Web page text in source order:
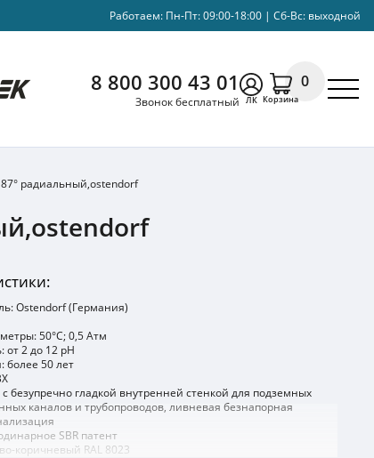
Работаем: Пн-Пт: 09:00-18:00 | Сб-Вс: выходной
8 800 300 43 01
Звонок бесплатный ЛК
0
Корзина
радиальный,ostendorf
Ostendorf (Германия)
50°C; 0,5 Атм
от 2 до 12 pH
более 50 лет
безупречно гладкой внутренней стенкой для подземных
каналов и трубопроводов, ливневая безнапорная
SBR патент
коричневый RAL 8023